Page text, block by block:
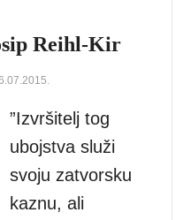
Reihl-Kir
”Izvršitelj tog
ubojstva služi
svoju zatvorsku
kaznu, ali